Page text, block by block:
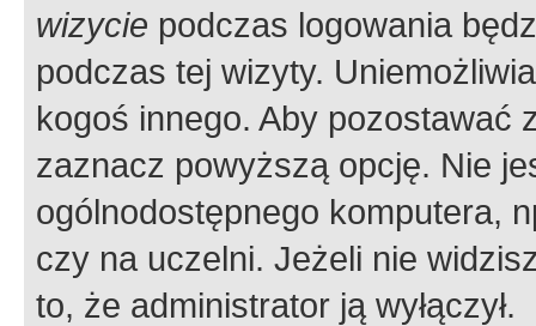
wizycie podczas logowania
podczas tej wizyty.
kogoś innego. Aby pozostawać
zaznacz powyższą opcję. Nie
ogólnodostępnego komputera,
czy na uczelni. Jeżeli nie
to, że administrator ją wyłączył.